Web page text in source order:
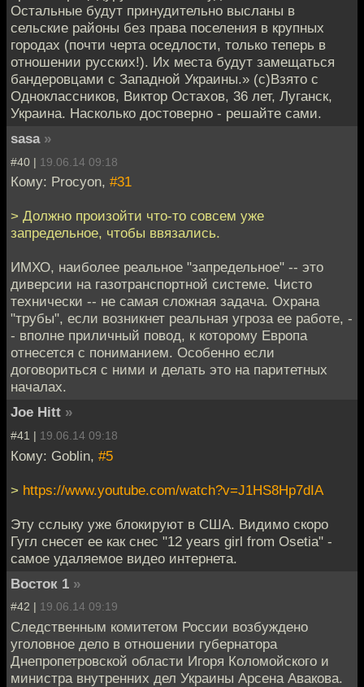
Остальные будут принудительно высланы в
сельские районы без права поселения в крупных
городах (почти черта оседлости, только теперь в
отношении русских!). Их места будут замещаться
бандеровцами с Западной Украины.» (с)Взято с
Одноклассников, Виктор Остахов, 36 лет, Луганск,
Украина. Насколько достоверно - решайте сами.
sasa »
#40 | 19.06.14 09:18
Кому: Procyon, #31
> Должно произойти что-то совсем уже
запредельное, чтобы ввязались.
ИМХО, наиболее реальное "запредельное" -- это
диверсии на газотранспортной системе. Чисто
технически -- не самая сложная задача. Охрана
"трубы", если возникнет реальная угроза ее работе, -
- вполне приличный повод, к которому Европа
отнесется с пониманием. Особенно если
договориться с ними и делать это на паритетных
началах.
Joe Hitt »
#41 | 19.06.14 09:18
Кому: Goblin, #5
> https://www.youtube.com/watch?v=J1HS8Hp7dIA
Эту сслыку уже блокируют в США. Видимо скоро
Гугл снесет ее как снес "12 years girl from Osetia" -
самое удаляемое видео интернета.
Восток 1 »
#42 | 19.06.14 09:19
Следственным комитетом России возбуждено
уголовное дело в отношении губернатора
Днепропетровской области Игоря Коломойского и
министра внутренних дел Украины Арсена Авакова.